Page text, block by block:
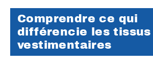
Comprendre ce qui
différencie les tissus
vestimentaires